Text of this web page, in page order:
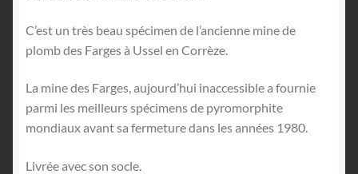
C’est un très beau spécimen de l’ancienne mine de
plomb des Farges à Ussel en Corrèze.
La mine des Farges, aujourd’hui inaccessible a fournie
parmi les meilleurs spécimens de pyromorphite
mondiaux avant sa fermeture dans les années 1980.
Livrée avec son socle.